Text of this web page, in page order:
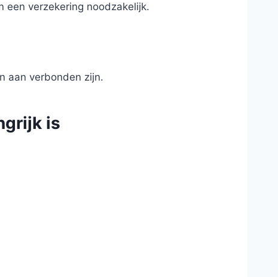
een verzekering noodzakelijk.
aan verbonden zijn.
is